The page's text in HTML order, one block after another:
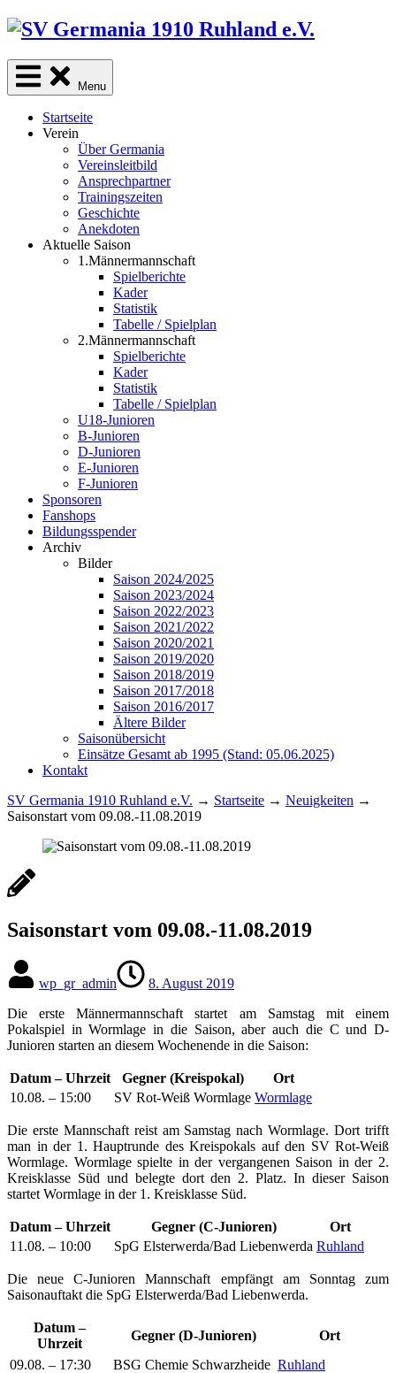
Skip
content
Menu
Startseite
Verein
Über Germania
Vereinsleitbild
Ansprechpartner
Trainingszeiten
Geschichte
Anekdoten
Aktuelle Saison
1.Männermannschaft
Spielberichte
Kader
Statistik
Tabelle / Spielplan
2.Männermannschaft
Spielberichte
Kader
Statistik
Tabelle / Spielplan
U18-Junioren
B-Junioren
D-Junioren
E-Junioren
F-Junioren
Sponsoren
Fanshops
Bildungsspender
Archiv
Bilder
Saison 2024/2025
Saison 2023/2024
Saison 2022/2023
Saison 2021/2022
Saison 2020/2021
Saison 2019/2020
Saison 2018/2019
Saison 2017/2018
Saison 2016/2017
Ältere Bilder
Saisonübersicht
Einsätze Gesamt ab 1995 (Stand: 05.06.2025)
Kontakt
SV Germania 1910 Ruhland e.V. → Startseite → Neuigkeiten →
Saisonstart vom 09.08.-11.08.2019
Saisonstart vom 09.08.-11.08.2019
wp_gr_admin
8. August 2019
Die erste Männermannschaft startet am Samstag mit einem
Pokalspiel in Wormlage in die Saison, aber auch die C und D-
Junioren starten an diesem Wochenende in die Saison:
Datum – Uhrzeit Gegner (Kreispokal)
Ort
10.08. – 15:00 SV Rot-Weiß Wormlage Wormlage
Die erste Mannschaft reist am Samstag nach Wormlage. Dort trifft
man in der 1. Hauptrunde des Kreispokals auf den SV Rot-Weiß
Wormlage. Wormlage spielte in der vergangenen Saison in der 2.
Kreisklasse Süd und belegte dort den 2. Platz. In dieser Saison
startet Wormlage in der 1. Kreisklasse Süd.
Datum – Uhrzeit Gegner (C-Junioren)
Ort
11.08. – 10:00
SpG Elsterwerda/​Bad Liebenwerda Ruhland
Die neue C-Junioren Mannschaft empfängt am Sonntag zum
Saisonauftakt die SpG Elsterwerda/​Bad Liebenwerda.
Datum –
Uhrzeit
Gegner (D-Junioren)
Ort
09.08. – 17:30
BSG Chemie Schwarzheide Ruhland